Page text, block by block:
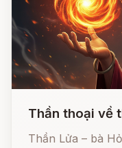
Thần thoại về
Thần Lửa – bà